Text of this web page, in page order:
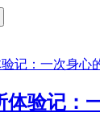
验记：